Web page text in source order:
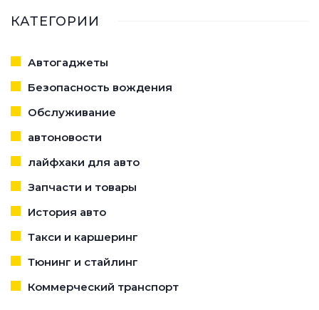
КАТЕГОРИИ
Автогаджеты
Безопасность вождения
Обслуживание
автоновости
лайфхаки для авто
Запчасти и товары
История авто
Такси и каршеринг
Тюнинг и стайлинг
Коммерческий транспорт